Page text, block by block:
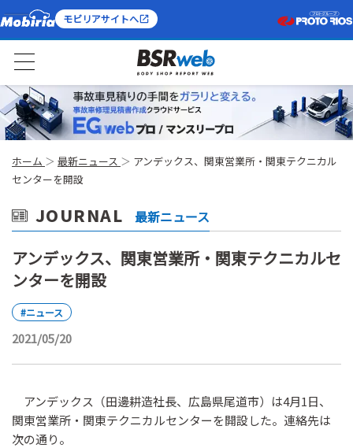
モビリアサイトへ
ホーム 最新ニュース
アンデックス、関東営業所・関東テクニカル
センターを開設
JOURNAL 最新ニュース
アンデックス、関東営業所・関東テクニカルセ
ンターを開設
#ニュース
2021/05/20
アンデックス（田邊耕造社長、広島県尾道市）は4月1日、
関東営業所・関東テクニカルセンターを開設した。連絡先は
次の通り。